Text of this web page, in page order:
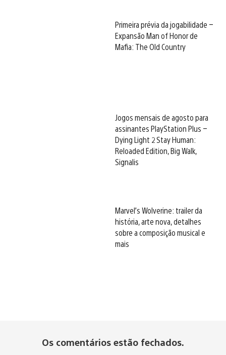
Primeira prévia da jogabilidade –
Expansão Man of Honor de
Mafia: The Old Country
Jogos mensais de agosto para
assinantes PlayStation Plus –
Dying Light 2 Stay Human:
Reloaded Edition, Big Walk,
Signalis
Marvel’s Wolverine: trailer da
história, arte nova, detalhes
sobre a composição musical e
mais
Os comentários estão fechados.